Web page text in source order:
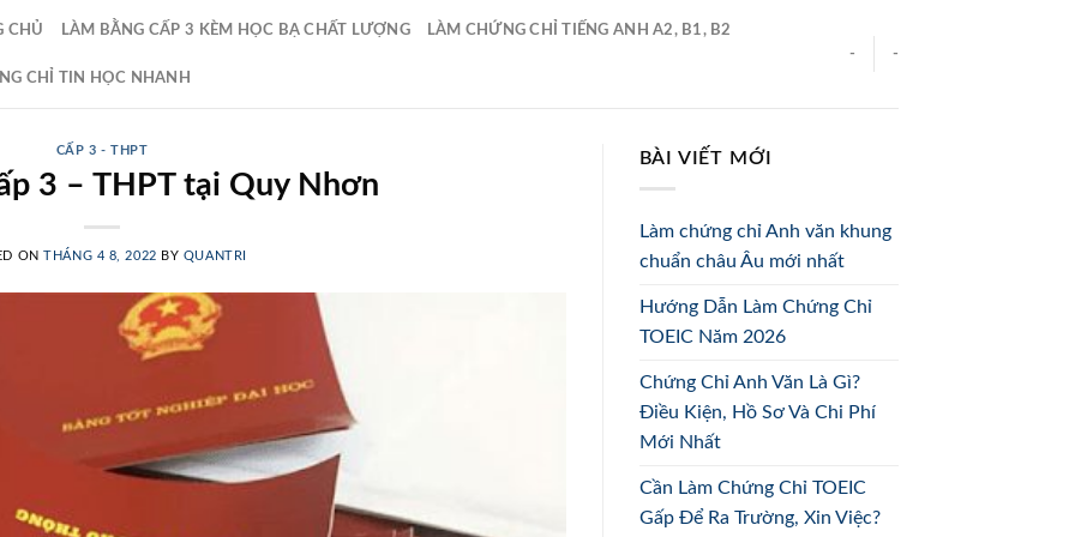
CHỦ LÀM BẰNG CẤP 3 KÈM HỌC BẠ CHẤT LƯỢNG LÀM CHỨNG CHỈ TIẾNG ANH A2, B1, B2
CHỈ TIN HỌC NHANH
- -
CẤP 3 - THPT
3 – THPT tại Quy Nhơn
ONTHÁNG 4 8, 2022 BY QUANTRI
BÀI VIẾT MỚI
Làm chứng chỉ Anh văn khung
chuẩn châu Âu mới nhất
Hướng Dẫn Làm Chứng Chỉ
TOEIC Năm 2026
Chứng Chỉ Anh Văn Là Gì?
Điều Kiện, Hồ Sơ Và Chi Phí
Mới Nhất
Cần Làm Chứng Chỉ TOEIC
Gấp Để Ra Trường, Xin Việc?